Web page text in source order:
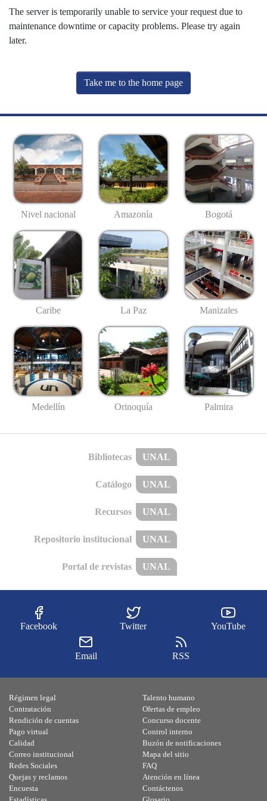
The server is temporarily unable to service your request due to
maintenance downtime or capacity problems. Please try again
later.
Take me to the home page
Nivel nacional Amazonía Bogotá
Caribe La Paz Manizales
Medellín Orinoquía Palmira
Bibliotecas UNAL
Catálogo UNAL
Recursos UNAL
Repositorio institucional UNAL
Portal de revistas UNAL
Facebook Twitter YouTube
Email RSS
Régimen legal
Contratación
Rendición de cuentas
Pago virtual
Calidad
Talento humano
Ofertas de empleo
Concurso docente
Control interno
Buzón de notificaciones
Correo institucional
Redes Sociales
Quejas y reclamos
Encuesta
Mapa del sitio
FAQ
Atención en línea
Contáctenos